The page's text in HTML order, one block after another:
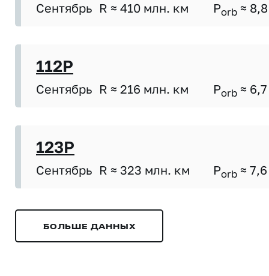
Сентябрь R ≈ 410 млн. км Porb ≈ 8,8
112P
Сентябрь R ≈ 216 млн. км Porb ≈ 6,7
123P
Сентябрь R ≈ 323 млн. км Porb ≈ 7,6
БОЛЬШЕ ДАННЫХ